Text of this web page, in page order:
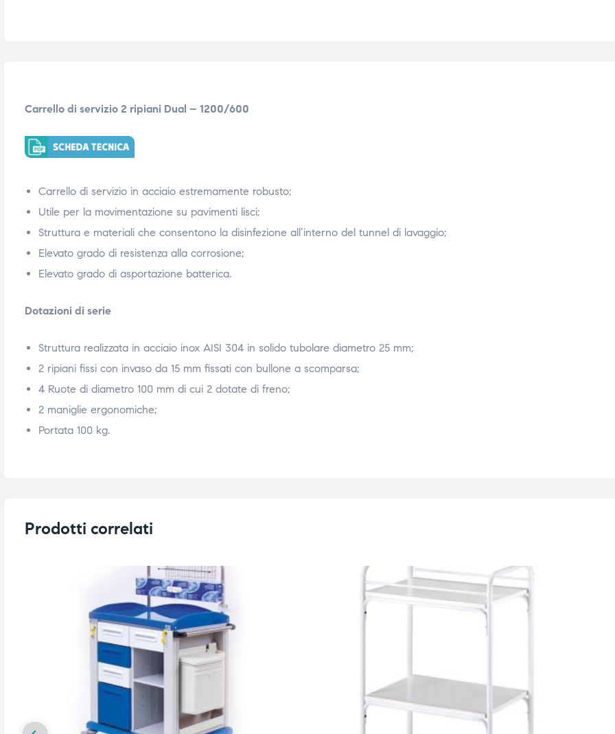
Carrello di servizio 2 ripiani Dual – 1200/600
Carrello di servizio in acciaio estremamente robusto;
Utile per la movimentazione su pavimenti lisci;
Struttura e materiali che consentono la disinfezione all’interno del tunnel di lavaggio;
Elevato grado di resistenza alla corrosione;
Elevato grado di asportazione batterica.
Dotazioni di serie
Struttura realizzata in acciaio inox AISI 304 in solido tubolare diametro 25 mm;
2 ripiani fissi con invaso da 15 mm fissati con bullone a scomparsa;
4 Ruote di diametro 100 mm di cui 2 dotate di freno;
2 maniglie ergonomiche;
Portata 100 kg.
Prodotti correlati